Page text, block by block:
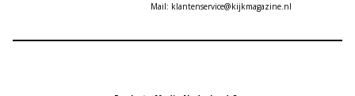
Mail: klantenservice@kijkmagazine.nl